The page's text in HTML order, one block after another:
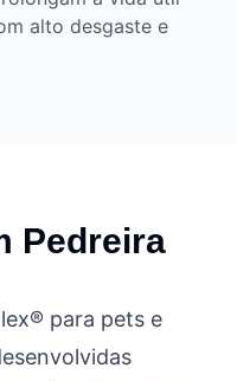
alto desgaste e
Pedreira
para pets e